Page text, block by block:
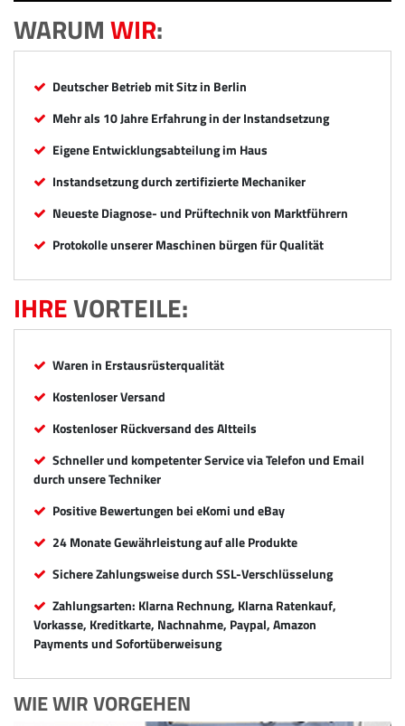
WARUMWIR:
Deutscher Betrieb mit Sitz in Berlin
Mehr als 10 Jahre Erfahrung in der Instandsetzung
Eigene Entwicklungsabteilung im Haus
Instandsetzung durch zertifizierte Mechaniker
Neueste Diagnose- und Prüftechnik von Marktführern
Protokolle unserer Maschinen bürgen für Qualität
IHREVORTEILE:
Waren in Erstausrüsterqualität
Kostenloser Versand
Kostenloser Rückversand des Altteils
Schneller und kompetenter Service via Telefon und Email
durch unsere Techniker
Positive Bewertungen bei eKomi und eBay
24 Monate Gewährleistung auf alle Produkte
Sichere Zahlungsweise durch SSL-Verschlüsselung
Zahlungsarten: Klarna Rechnung, Klarna Ratenkauf,
Vorkasse, Kreditkarte, Nachnahme, Paypal, Amazon
Payments und Sofortüberweisung
WIE WIR VORGEHEN